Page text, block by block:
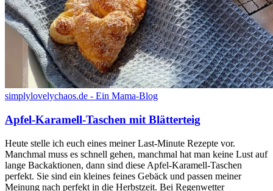
simplylovelychaos.de - Ein Mama-Blog
Apfel-Karamell-Taschen mit Blätterteig
Heute stelle ich euch eines meiner Last-Minute Rezepte vor.
Manchmal muss es schnell gehen, manchmal hat man keine Lust auf
lange Backaktionen, dann sind diese Apfel-Karamell-Taschen
perfekt. Sie sind ein kleines feines Gebäck und passen meiner
Meinung nach perfekt in die Herbstzeit. Bei Regenwetter